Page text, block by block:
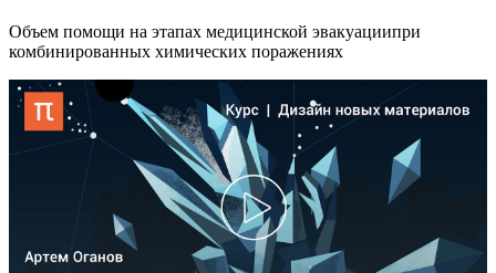
Объем помощи на этапах медицинской эвакуациипри
комбинированных химических поражениях